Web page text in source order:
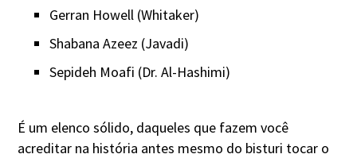
Gerran Howell (Whitaker)
Shabana Azeez (Javadi)
Sepideh Moafi (Dr. Al-Hashimi)
É um elenco sólido, daqueles que fazem você
acreditar na história antes mesmo do bisturi tocar o